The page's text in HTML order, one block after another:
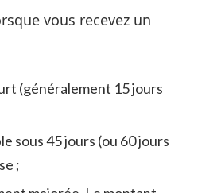
vous recevez un
(généralement 15 jours
sous 45 jours (ou 60 jours
;